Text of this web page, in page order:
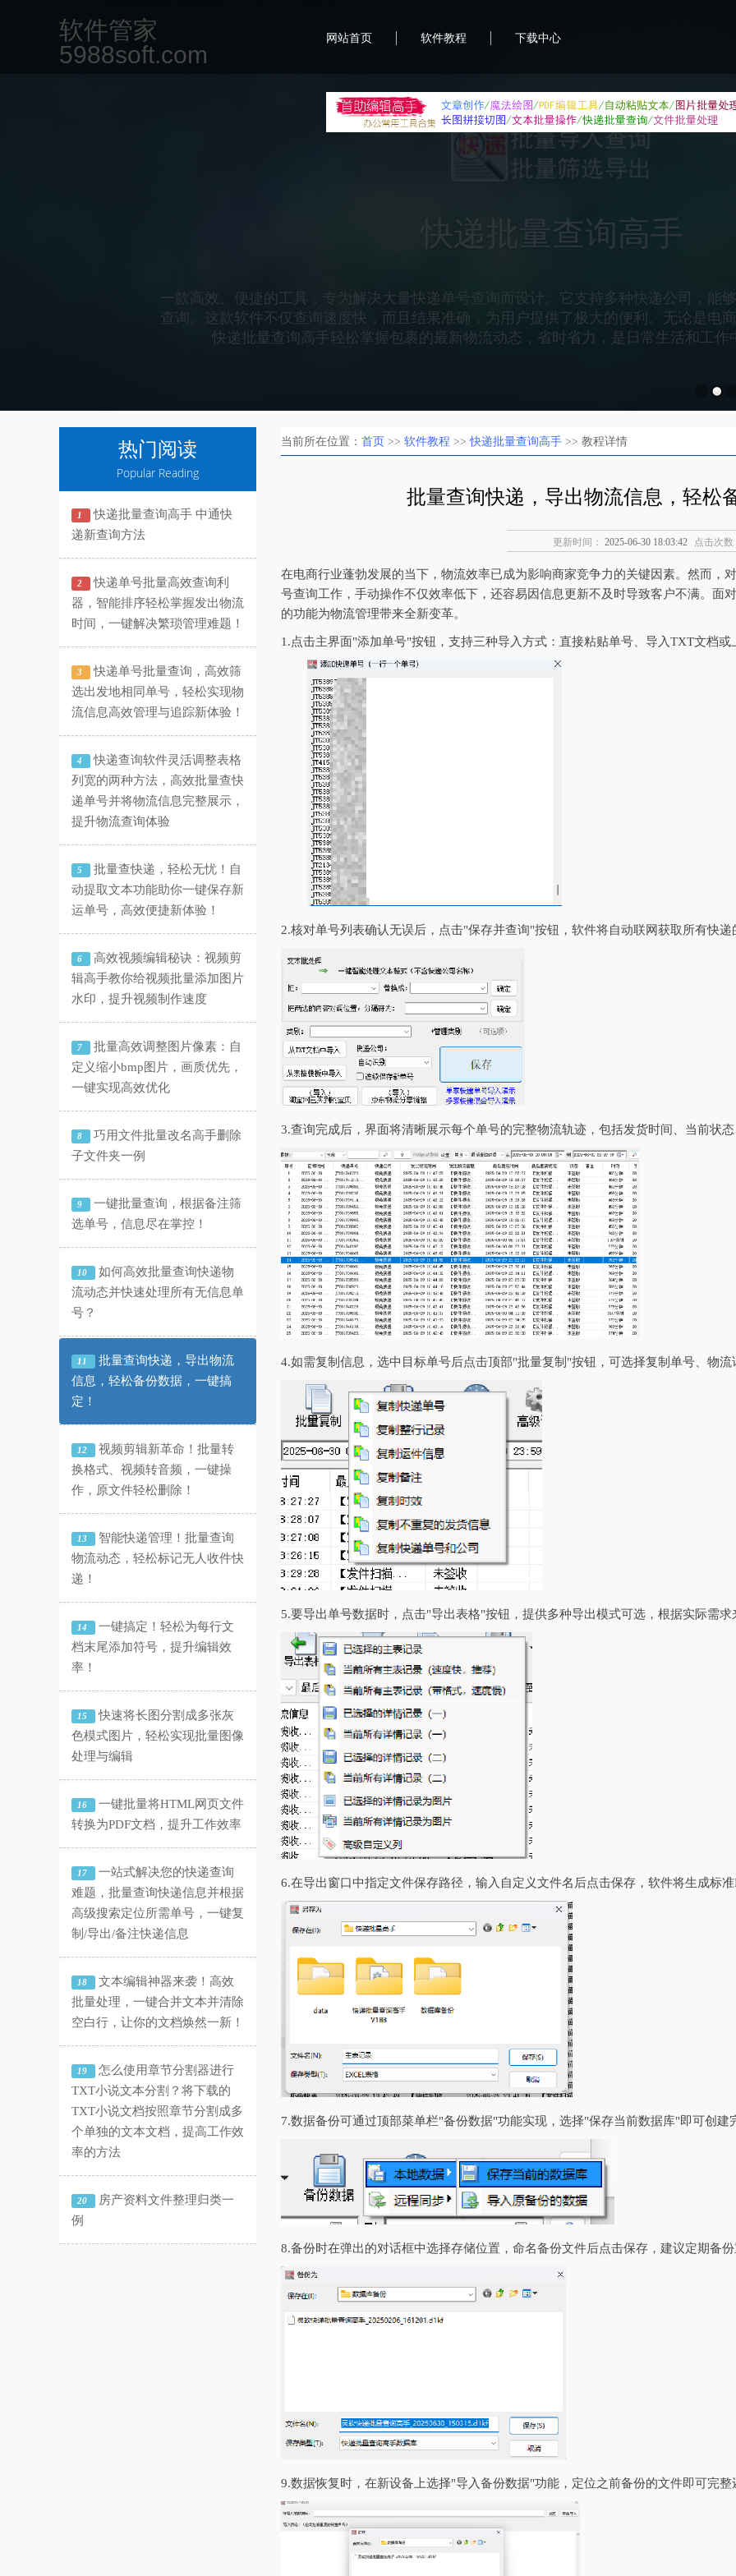
首助编辑高手
一款专为现代办公场景设计的集合软件，致力于提升用户的办公效率和便利性。它集成
但不限于文档编辑、图片处理、PDF编辑、文本批量操作等功能，帮助用户轻
软件管家
5988soft.com
网站首页 | 软件教程 | 下载中心
热门阅读
Popular Reading
1
快递批量查询高手 中通快
递新查询方法
2
快递单号批量高效查询利
器，智能排序轻松掌握发出物流
时间，一键解决繁琐管理难题！
3
快递单号批量查询，高效筛
选出发地相同单号，轻松实现物
流信息高效管理与追踪新体验！
4
快递查询软件灵活调整表格
列宽的两种方法，高效批量查快
递单号并将物流信息完整展示，
提升物流查询体验
5
批量查快递，轻松无忧！自
动提取文本功能助你一键保存新
运单号，高效便捷新体验！
6
高效视频编辑秘诀：视频剪
辑高手教你给视频批量添加图片
水印，提升视频制作速度
7
批量高效调整图片像素：自
定义缩小bmp图片，画质优先，
一键实现高效优化
8
巧用文件批量改名高手删除
子文件夹一例
9
一键批量查询，根据备注筛
选单号，信息尽在掌控！
10
如何高效批量查询快递物
流动态并快速处理所有无信息单
号？
11
批量查询快递，导出物流
信息，轻松备份数据，一键搞
定！
12
视频剪辑新革命！批量转
换格式、视频转音频，一键操
作，原文件轻松删除！
13
智能快递管理！批量查询
物流动态，轻松标记无人收件快
递！
14
一键搞定！轻松为每行文
档末尾添加符号，提升编辑效
率！
15
快速将长图分割成多张灰
色模式图片，轻松实现批量图像
处理与编辑
16
一键批量将HTML网页文件
转换为PDF文档，提升工作效率
17
一站式解决您的快递查询
难题，批量查询快递信息并根据
高级搜索定位所需单号，一键复
制/导出/备注快递信息
18
文本编辑神器来袭！高效
批量处理，一键合并文本并清除
空白行，让你的文档焕然一新！
19
怎么使用章节分割器进行
TXT小说文本分割？将下载的
TXT小说文档按照章节分割成多
个单独的文本文档，提高工作效
率的方法
20
房产资料文件整理归类一
例
当前所在位置： 首页 >> 软件教程 >>快递批量查询高手 >> 教程详情
批量查询快递，导出物流信息，轻松
更新时间： 2025-06-30 18:03:42 点击次数
在电商行业蓬勃发展的当下，物流效率已成为影响商家竞争力的关键因素。然而，
号查询工作，手动操作不仅效率低下，还容易因信息更新不及时导致客户不满。面
的功能为物流管理带来全新变革。
1.点击主界面"添加单号"按钮，支持三种导入方式：直接粘贴单号、导入TXT文档
2.核对单号列表确认无误后，点击"保存并查询"按钮，软件将自动联网获取所有快
3.查询完成后，界面将清晰展示每个单号的完整物流轨迹，包括发货时间、当前状
4.如需复制信息，选中目标单号后点击顶部"批量复制"按钮，可选择复制单号、物
5.要导出单号数据时，点击"导出表格"按钮，提供多种导出模式可选，根据实际需求
6.在导出窗口中指定文件保存路径，输入自定义文件名后点击保存，软件将生成标
7.数据备份可通过顶部菜单栏"备份数据"功能实现，选择"保存当前数据库"即可创建
8.备份时在弹出的对话框中选择存储位置，命名备份文件后点击保存，建议定期备
9.数据恢复时，在新设备上选择"导入备份数据"功能，定位之前备份的文件即可完